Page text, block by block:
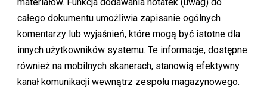
całego dokumentu umożliwia zapisanie ogólnych
komentarzy lub wyjaśnień, które mogą być istotne dla
innych użytkowników systemu. Te informacje, dostępne
również na mobilnych skanerach, stanowią efektywny
kanał komunikacji wewnątrz zespołu magazynowego.